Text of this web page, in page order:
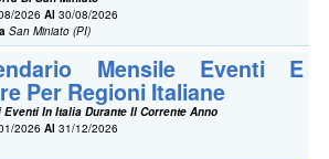
2026Al 30/08/2026
San Miniato (PI)
Mensile Eventi E
Per Regioni Italiane
Eventi In Italia Durante Il Corrente Anno
2026Al 31/12/2026